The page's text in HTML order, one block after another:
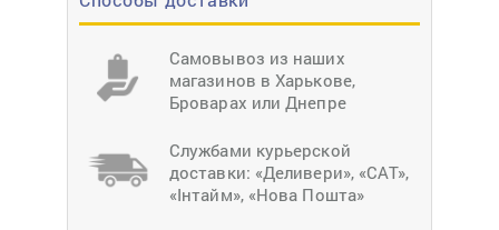
Самовывоз из наших
магазинов в Харькове,
Броварах или Днепре
Службами курьерской
доставки: «Деливери», «САТ»,
«Інтайм», «Нова Пошта»